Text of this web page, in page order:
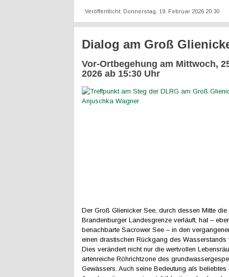
Veröffentlicht: Donnerstag, 19. Februar 2026 20:30
Dialog am Groß
Vor-Ortbegehung am Mittwoch,
2026 ab 15:30 Uhr
Der Groß Glienicker See, durch dessen Mitte die
Brandenburger Landesgrenze verläuft, hat –
benachbarte Sacrower See – in den
einen drastischen Rückgang des Wasserstands
Dies verändert nicht nur die wertvollen
artenreiche Röhrichtzone des
Gewässers. Auch seine Bedeutung als